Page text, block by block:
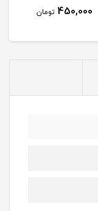
450,000 تومان